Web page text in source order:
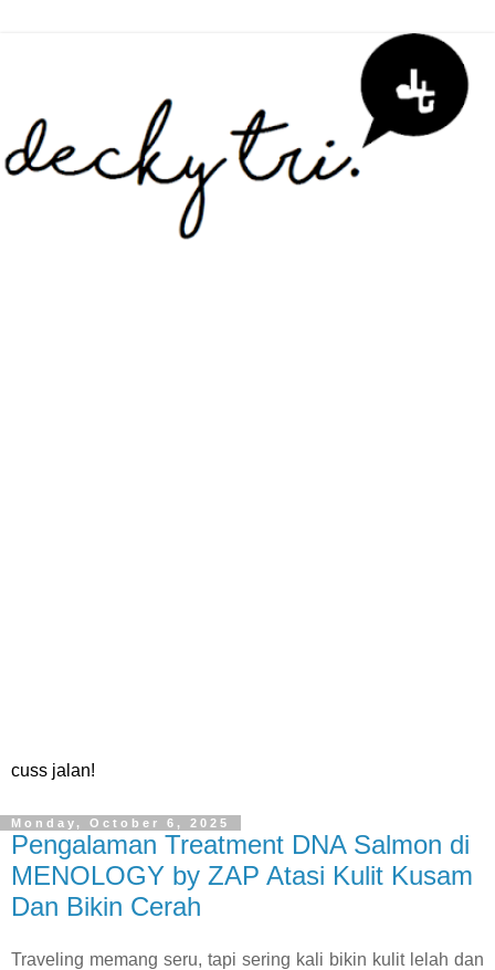
cuss jalan!
Monday, October 6, 2025
Pengalaman Treatment DNA Salmon di
MENOLOGY by ZAP Atasi Kulit Kusam
Dan Bikin Cerah
Traveling memang seru, tapi sering kali bikin kulit lelah dan